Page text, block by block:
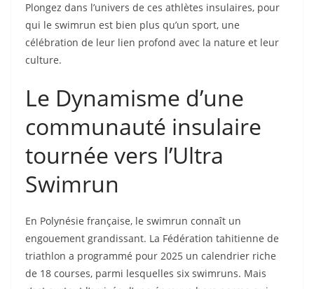
Plongez dans l’univers de ces athlètes insulaires, pour
qui le swimrun est bien plus qu’un sport, une
célébration de leur lien profond avec la nature et leur
culture.
Le Dynamisme d’une
communauté insulaire
tournée vers l’Ultra
Swimrun
En Polynésie française, le swimrun connaît un
engouement grandissant. La Fédération tahitienne de
triathlon a programmé pour 2025 un calendrier riche
de 18 courses, parmi lesquelles six swimruns. Mais